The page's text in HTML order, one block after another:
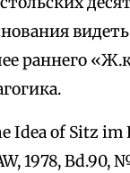
раннего
Idea of Sitz
1978, Bd.90,